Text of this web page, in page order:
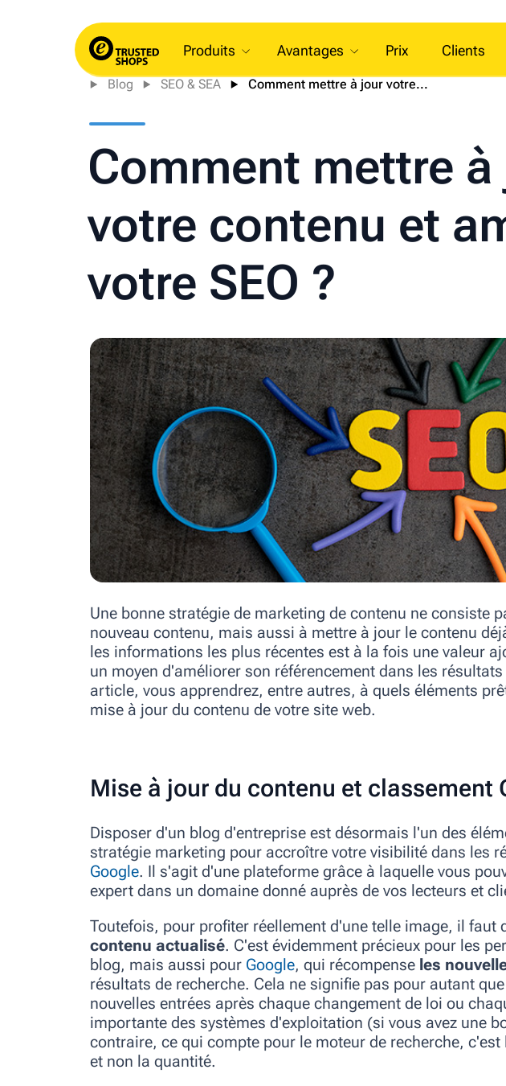
Produits Avantages Prix Clients
Blog SEO & SEA Comment mettre à jour votre...
Comment mettre
votre contenu et
votre SEO ?
Une bonne stratégie de marketing de contenu ne consiste
nouveau contenu, mais aussi à mettre à jour le contenu
les informations les plus récentes est à la fois une valeur
un moyen d'améliorer son référencement dans les
article, vous apprendrez, entre autres, à quels éléments
mise à jour du contenu de votre site web.
Mise à jour du contenu et classement
Disposer d'un blog d'entreprise est désormais l'un des
stratégie marketing pour accroître votre visibilité dans les
Google. Il s'agit d'une plateforme grâce à laquelle vous
expert dans un domaine donné auprès de vos lecteurs et
Toutefois, pour profiter réellement d'une telle image, il faut
contenu actualisé. C'est évidemment précieux pour les
blog, mais aussi pour Google, qui récompense les
résultats de recherche. Cela ne signifie pas pour autant
nouvelles entrées après chaque changement de loi ou
importante des systèmes d'exploitation (si vous avez une
contraire, ce qui compte pour le moteur de recherche, c'est
et non la quantité.